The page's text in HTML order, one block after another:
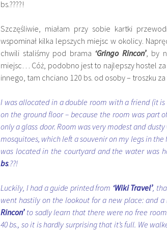
bs.????!
Szczęśliwie, miałam przy sobie kartki
wspominał kilka lepszych miejsc w okolicy.
chwili staliśmy pod brama ‘Gringo Rincon’, by
miejsc… Cóż, podobno jest to najlepszy hostel
innego, tam chciano 120 bs. od osoby – troszku
I was allocated in a double room with a friend (it
on the ground floor – because the room was part
only a glass door. Room was very modest and
mosquitoes, which left a souvenir on my legs in
was located in the courtyard and the water was
bs.??!
Luckily, I had a guide printed from ‘Wiki Travel’,
went hastily on the lookout for a new place: and
Rincon’to sadly learn that there were no free
40 bs., so it is hardly surprising that it’s full. We